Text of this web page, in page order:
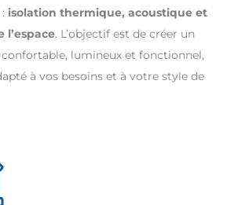
isolation thermique, acoustique et
l’espace. L’objectif est de créer un
lumineux et fonctionnel,
à vos besoins et à votre style de